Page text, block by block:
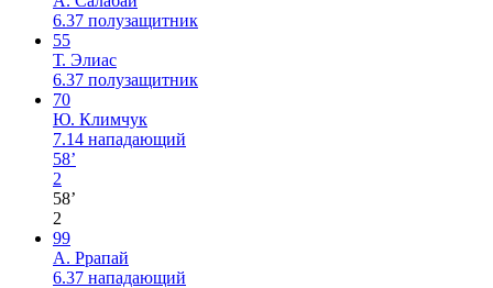
6.37 полузащитник
55
Т. Элиас
6.37 полузащитник
70
Ю. Климчук
7.14 нападающий
58’
2
58’
2
99
А. Ррапай
6.37 нападающий